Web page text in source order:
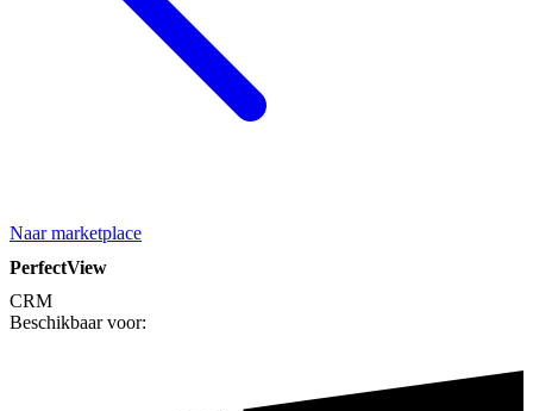
Naar marketplace
PerfectView
CRM
Beschikbaar voor: